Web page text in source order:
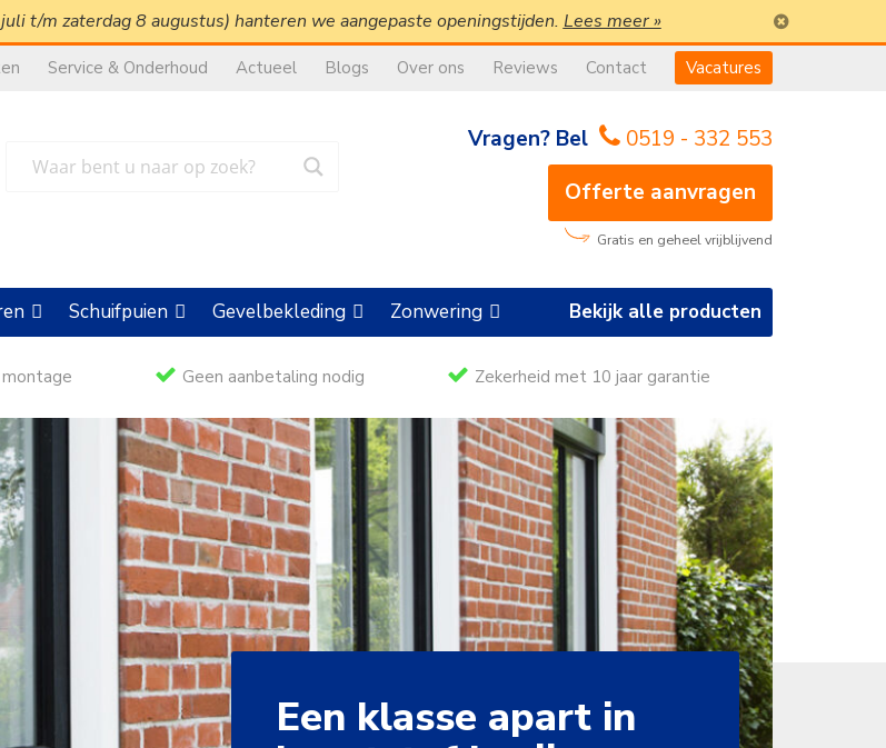
t/m zaterdag 8 augustus) hanteren we aangepaste openingstijden. Lees meer »
Service & Onderhoud Actueel Blogs Over ons Reviews Contact Vacatures
0519 - 332 553
Vragen? Bel
Offerte aanvragen
Gratis en geheel vrijblijvend
Schuifpuien Gevelbekleding Zonwering Bekijk alle producten
montage Geen aanbetaling nodig Zekerheid met 10 jaar garantie
Een klasse apart in